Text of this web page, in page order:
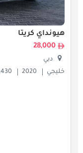
هيونداي كريتا
28,000
دبي
خليجي
2020
86,430